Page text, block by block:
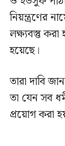
নিয়ন্ত্রণের
লক্ষ্যবস্তু করা
হয়েছে।
তারা দাবি
তা যেন সব
প্রয়োগ করা